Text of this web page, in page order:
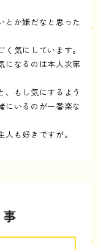
とか嫌だなと思った
気にしています。
になるのは本人次第
、もし気にするよう
にいるのが一番楽な
も好きですが。